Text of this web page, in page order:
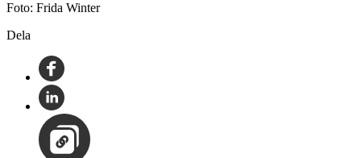
Foto: Frida Winter
Dela